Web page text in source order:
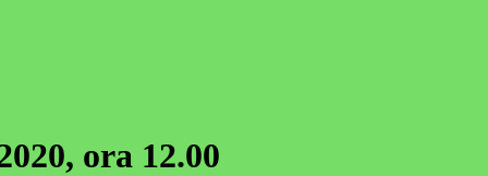
ora 12.00